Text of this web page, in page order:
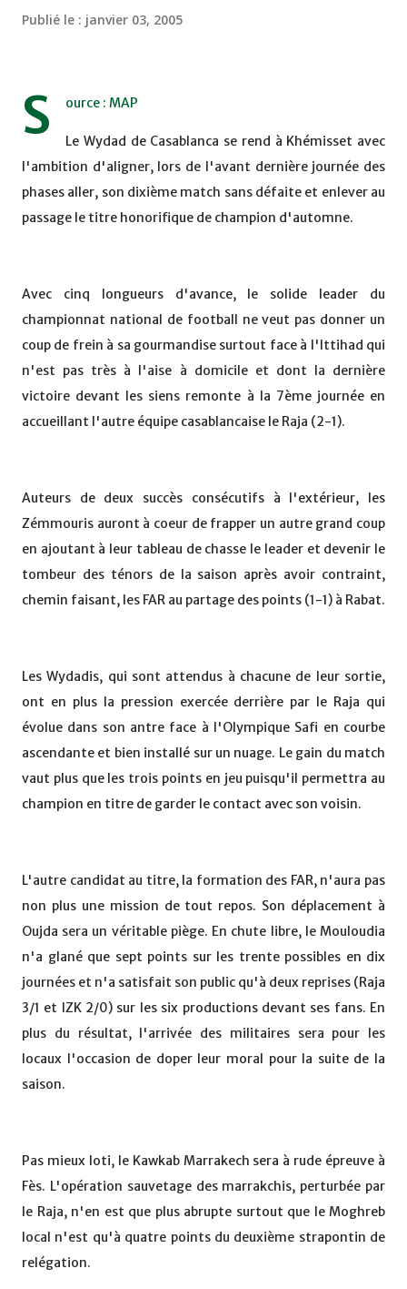
Publié le : janvier 03, 2005
S ource : MAP
Le Wydad de Casablanca se rend à Khémisset avec
l'ambition d'aligner, lors de l'avant dernière journée des
phases aller, son dixième match sans défaite et enlever au
passage le titre honorifique de champion d'automne.
Avec cinq longueurs d'avance, le solide leader du
championnat national de football ne veut pas donner un
coup de frein à sa gourmandise surtout face à l'Ittihad qui
n'est pas très à l'aise à domicile et dont la dernière
victoire devant les siens remonte à la 7ème journée en
accueillant l'autre équipe casablancaise le Raja (2-1).
Auteurs de deux succès consécutifs à l'extérieur, les
Zémmouris auront à coeur de frapper un autre grand coup
en ajoutant à leur tableau de chasse le leader et devenir le
tombeur des ténors de la saison après avoir contraint,
chemin faisant, les FAR au partage des points (1-1) à Rabat.
Les Wydadis, qui sont attendus à chacune de leur sortie,
ont en plus la pression exercée derrière par le Raja qui
évolue dans son antre face à l'Olympique Safi en courbe
ascendante et bien installé sur un nuage. Le gain du match
vaut plus que les trois points en jeu puisqu'il permettra au
champion en titre de garder le contact avec son voisin.
L'autre candidat au titre, la formation des FAR, n'aura pas
non plus une mission de tout repos. Son déplacement à
Oujda sera un véritable piège. En chute libre, le Mouloudia
n'a glané que sept points sur les trente possibles en dix
journées et n'a satisfait son public qu'à deux reprises (Raja
3/1 et IZK 2/0) sur les six productions devant ses fans. En
plus du résultat, l'arrivée des militaires sera pour les
locaux l'occasion de doper leur moral pour la suite de la
saison.
Pas mieux loti, le Kawkab Marrakech sera à rude épreuve à
Fès. L'opération sauvetage des marrakchis, perturbée par
le Raja, n'en est que plus abrupte surtout que le Moghreb
local n'est qu'à quatre points du deuxième strapontin de
relégation.